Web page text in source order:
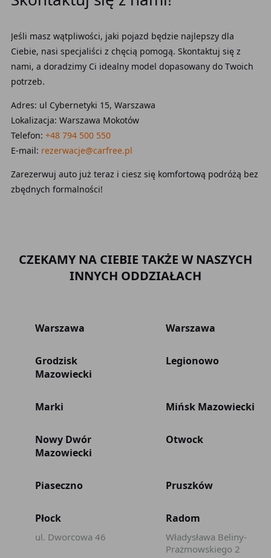
Jeśli masz wątpliwości, jaki pojazd będzie najlepszy dla
Ciebie, nasi specjaliści z chęcią pomogą. Skontaktuj się z
nami, a doradzimy Ci idealny model dopasowany do Twoich
potrzeb.
Adres: ul Cybernetyki 15, Warszawa
Lokalizacja: Warszawa Mokotów
Telefon: +48 794 500 550
E-mail: rezerwacje@carfree.pl
Zarezerwuj auto już teraz i ciesz się komfortową podróżą bez
zbędnych formalności!
CZEKAMY NA CIEBIE TAKŻE W NASZYCH
INNYCH ODDZIAŁACH
Warszawa Warszawa
Grodzisk
Mazowiecki
Legionowo
Marki Mińsk Mazowiecki
Nowy Dwór
Mazowiecki
Otwock
Piaseczno Pruszków
Płock
ul. Dworcowa 46
Radom
Władysława Beliny-
Prażmowskiego 2